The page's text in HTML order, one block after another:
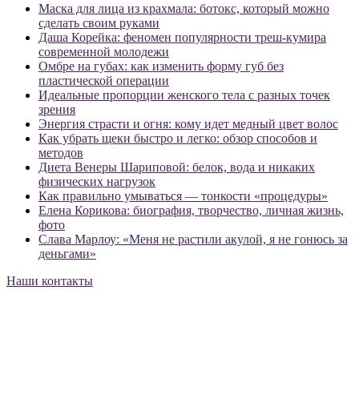
Маска для лица из крахмала: ботокс, который можно
сделать своим руками
Даша Корейка: феномен популярности треш-кумира
современной молодежи
Омбре на губах: как изменить форму губ без
пластической операции
Идеальные пропорции женского тела с разных точек
зрения
Энергия страсти и огня: кому идет медный цвет волос
Как убрать щеки быстро и легко: обзор способов и
методов
Диета Венеры Шариповой: белок, вода и никаких
физических нагрузок
Как правильно умываться — тонкости «процедуры»
Елена Корикова: биография, творчество, личная жизнь,
фото
Слава Марлоу: «Меня не растили акулой, я не гонюсь за
деньгами»
Наши контакты